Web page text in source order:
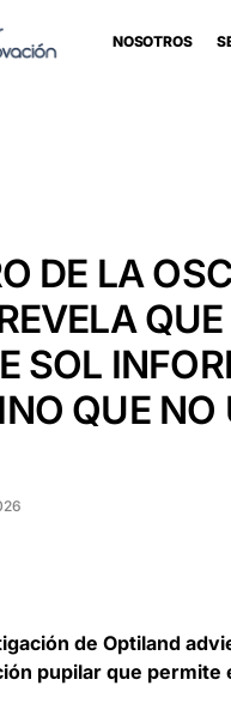
NOSOTROS
DE LA
SOL
QUE NO
de Optiland
pupilar que permite